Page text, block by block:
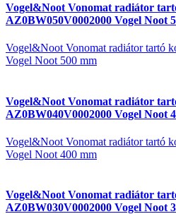
Vogel&Noot Vonomat radiátor
AZ0BW050V0002000 Vogel Noot
Vogel&Noot Vonomat radiátor tartó
Vogel Noot 500 mm
Vogel&Noot Vonomat radiátor
AZ0BW040V0002000 Vogel Noot
Vogel&Noot Vonomat radiátor tartó
Vogel Noot 400 mm
Vogel&Noot Vonomat radiátor
AZ0BW030V0002000 Vogel Noot